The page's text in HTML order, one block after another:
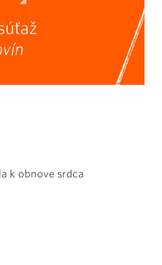
k obnove srdca